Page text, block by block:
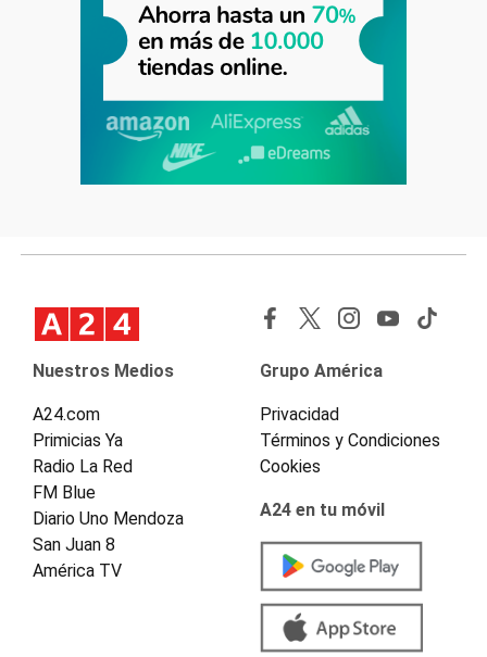
Nuestros Medios
A24.com
Primicias Ya
Radio La Red
FM Blue
Diario Uno Mendoza
San Juan 8
América TV
Grupo América
Privacidad
Términos y Condiciones
Cookies
A24 en tu móvil